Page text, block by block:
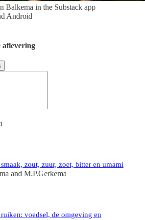
Balkema in the Substack app
Android
aflevering
zout, zuur, zoet, bitter en umami
and M.P.Gerkema
voedsel, de omgeving en